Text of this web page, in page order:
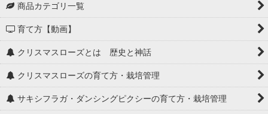
商品カテゴリ一覧
育て方【動画】
クリスマスローズとは 歴史と神話
クリスマスローズの育て方・栽培管理
サキシフラガ・ダンシングピクシーの育て方・栽培管理